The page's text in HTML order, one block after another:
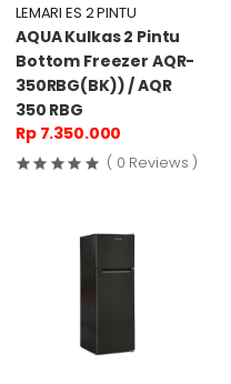
LEMARI ES 2 PINTU
AQUA Kulkas 2 Pintu
Bottom Freezer AQR-
350RBG(BK)) / AQR
350 RBG
Rp 7.350.000
( 0 Reviews )